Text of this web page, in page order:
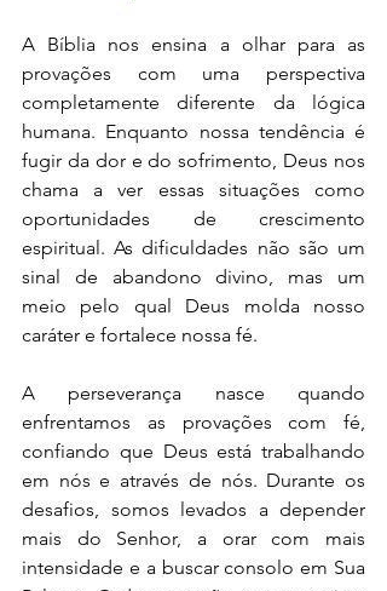
A Bíblia nos ensina a olhar para as
provações com uma perspectiva
completamente diferente da lógica
humana. Enquanto nossa tendência é
fugir da dor e do sofrimento, Deus nos
chama a ver essas situações como
oportunidades de crescimento
espiritual. As dificuldades não são um
sinal de abandono divino, mas um
meio pelo qual Deus molda nosso
caráter e fortalece nossa fé.
A perseverança nasce quando
enfrentamos as provações com fé,
confiando que Deus está trabalhando
em nós e através de nós. Durante os
desafios, somos levados a depender
mais do Senhor, a orar com mais
intensidade e a buscar consolo em Sua